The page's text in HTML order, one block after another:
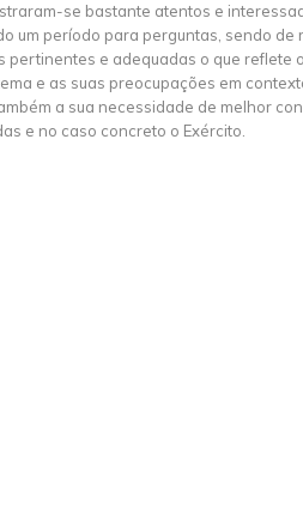
se bastante atentos e
um período para perguntas, sendo de
pertinentes e adequadas o que reflete o
e as suas preocupações em
a sua necessidade de melhor
e no caso concreto o Exército.